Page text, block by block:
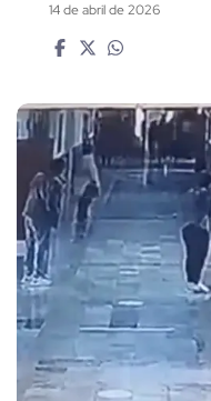
14 de abril de 2026